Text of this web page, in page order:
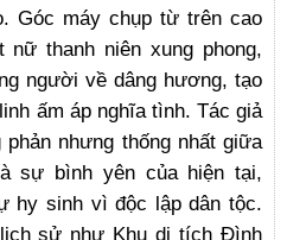
Góc máy chụp từ trên cao
thanh niên xung phong,
người về dâng hương, tạo
ấm áp nghĩa tình. Tác giả
nhưng thống nhất giữa
sự bình yên của hiện tại,
hy sinh vì độc lập dân tộc.
sử như Khu di tích Đình